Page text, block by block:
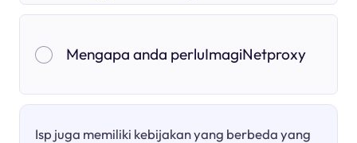
Mengapa anda perluImagiNetproxy
Isp juga memiliki kebijakan yang berbeda yang